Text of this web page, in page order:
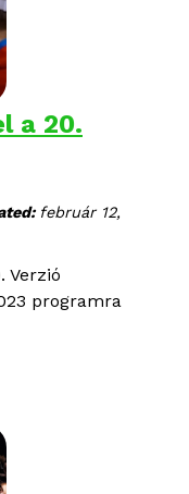
Francisco-
különleges
meg idén
utcai
a 20.
február 12,
Verzió
programra